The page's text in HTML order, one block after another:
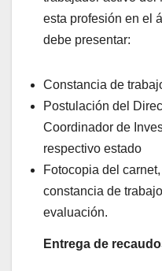
esta profesión en el
debe presentar:
Constancia de
Postulación del
Coordinador de
respectivo estado
Fotocopia del
constancia de
evaluación.
Entrega de